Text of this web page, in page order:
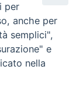
per
anche per
semplici",
e
nella